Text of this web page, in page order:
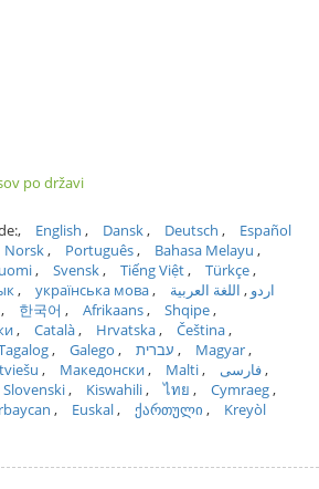
po državi
English Dansk Deutsch
Español
Norsk Português
Bahasa Melayu
Svensk Tiếng Việt
Türkçe
українська мова اردو
اللغة العربية
한국어 Afrikaans
Shqipe
Català Hrvatska
Čeština
Galego עברית
Magyar
Македонски Malti
فارسی
Slovenski Kiswahili ไทย
Cymraeg
Euskal ქართული
Kreyòl